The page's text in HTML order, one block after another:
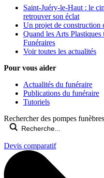
Saint-Juéry-le-Haut : le
retrouver son éclat
Un projet de construction
Quand les Arts
Funéraires
Voir toutes les actualités
Pour vous aider
Actualités du funéraire
Publications du funéraire
Tutoriels
Rechercher des pompes
Devis comparatif